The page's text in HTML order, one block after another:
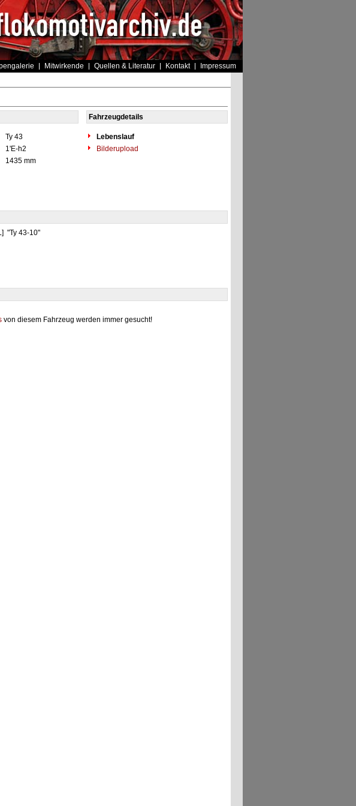
Mitwirkende Quellen & Literatur Kontakt Impressum
Fahrzeugdetails
Ty 43
Lebenslauf
1'E-h2
Bilderupload
1435 mm
"Ty 43-10"
von diesem Fahrzeug werden immer gesucht!